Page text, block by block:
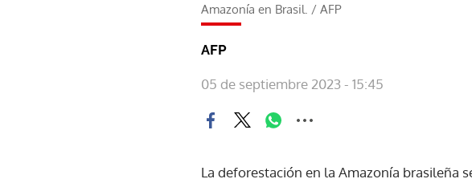
Amazonía en Brasil. / AFP
AFP
05 de septiembre 2023 - 15:45
La deforestación en la Amazonía brasileña